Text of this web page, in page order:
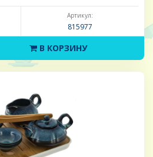
Артикул:
815977
В КОРЗИНУ